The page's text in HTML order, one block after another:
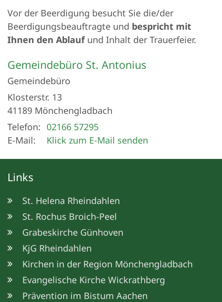
Vor der Beerdigung besucht Sie die/der
Beerdigungsbeauftragte und bespricht mit
Ihnen den Ablaufund Inhalt der Trauerfeier.
Gemeindebüro St. Antonius
Gemeindebüro
Klosterstr. 13
41189 Mönchengladbach
Telefon: 02166 57295
E-Mail:
Klick zum E-Mail senden
Links
St. Helena Rheindahlen
St. Rochus Broich-Peel
Grabeskirche Günhoven
KjG Rheindahlen
Kirchen in der Region Mönchengladbach
Evangelische Kirche Wickrathberg
Prävention im Bistum Aachen